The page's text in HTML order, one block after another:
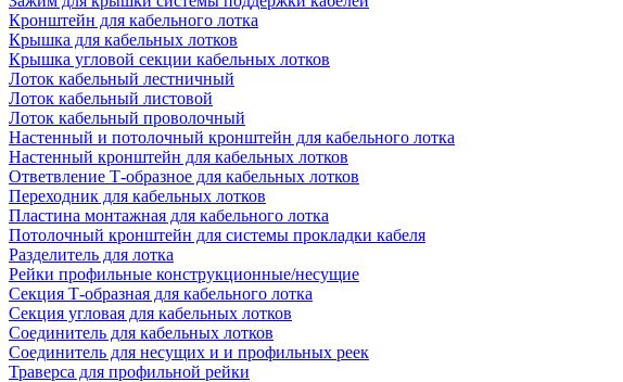
Кронштейн для кабельного лотка
Крышка для кабельных лотков
Крышка угловой секции кабельных лотков
Лоток кабельный лестничный
Лоток кабельный листовой
Лоток кабельный проволочный
Настенный и потолочный кронштейн для кабельного лотка
Настенный кронштейн для кабельных лотков
Ответвление Т-образное для кабельных лотков
Переходник для кабельных лотков
Пластина монтажная для кабельного лотка
Потолочный кронштейн для системы прокладки кабеля
Разделитель для лотка
Рейки профильные конструкционные/несущие
Секция Т-образная для кабельного лотка
Секция угловая для кабельных лотков
Соединитель для кабельных лотков
Соединитель для несущих и и профильных реек
Траверса для профильной рейки